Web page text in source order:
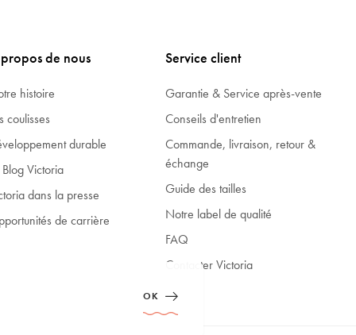
de nous
histoire
coulisses
durable
Blog Victoria
dans la presse
de carrière
Service client
Garantie & Service après-vente
Conseils d'entretien
Commande, livraison, retour &
échange
Guide des tailles
Notre label de qualité
FAQ
Contacter Victoria
OK